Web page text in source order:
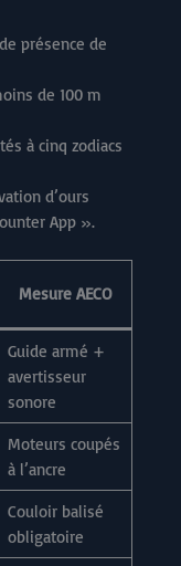
présence de
de 100 m
à cinq zodiacs
d’ours
App ».
Mesure AECO
Guide armé +
avertisseur
sonore
Moteurs coupés
à l’ancre
Couloir balisé
obligatoire